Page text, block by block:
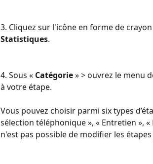
3. Cliquez sur l'icône en forme de
Statistiques.
4. Sous « Catégorie » > ouvrez le menu
à votre étape.
Vous pouvez choisir parmi six types
sélection téléphonique », « Entretien », «
n'est pas possible de modifier les